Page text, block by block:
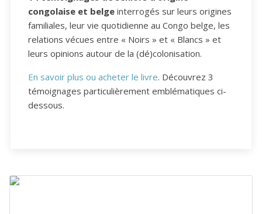
congolaise et belge interrogés sur leurs origines
familiales, leur vie quotidienne au Congo belge, les
relations vécues entre « Noirs » et « Blancs » et
leurs opinions autour de la (dé)colonisation.
En savoir plus ou acheter le livre. Découvrez 3
témoignages particulièrement emblématiques ci-
dessous.